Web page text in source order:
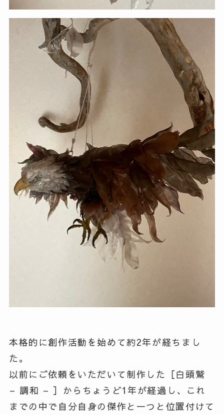
本格的に創作活動を始めて約2年が経ちまし
た。
以前にご依頼をいただいて制作した［白頭鷲
– 調和 – ］からちょうど1年が経過し、これ
までの中で自分自身の傑作と一つと位置付けて